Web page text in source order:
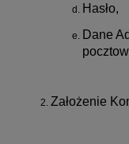
Hasło,
Dane
Założenie